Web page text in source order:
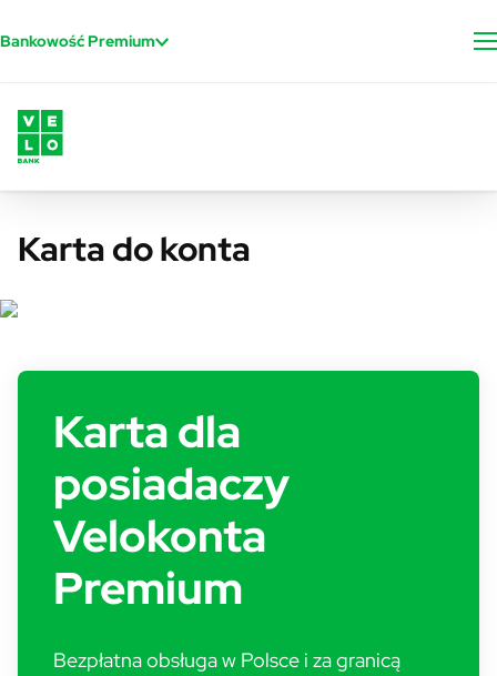
Bankowość Premium
Karta do konta
Karta dla
posiadaczy
Velokonta
Premium
Bezpłatna obsługa w Polsce i za granicą